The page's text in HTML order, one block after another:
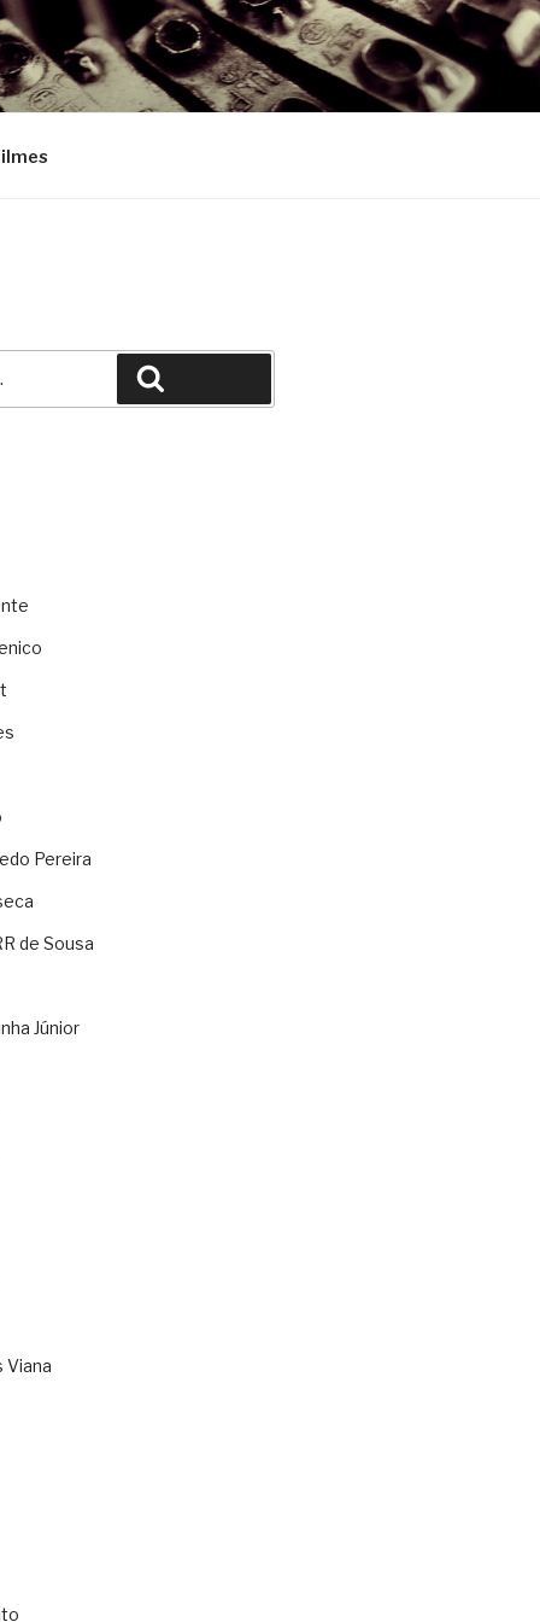
Pereira
de Sousa
Júnior
Viana